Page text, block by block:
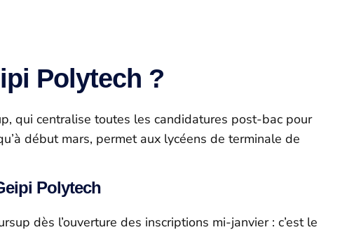
Polytech ?
qui centralise toutes les candidatures post-bac pour
début mars, permet aux lycéens de terminale de
Polytech
dès l’ouverture des inscriptions mi-janvier : c’est le